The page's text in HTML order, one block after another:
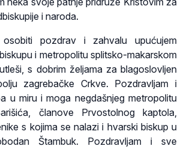
i naroda.
pozdrav i zahvalu upućujem
i metropolitu splitsko-makarskom
s dobrim željama za blagoslovljen
zagrebačke Crkve. Pozdravljam i
u miru i moga negdašnjeg metropolitu
članove Prvostolnog kaptola,
s kojima se nalazi i hvarski biskup u
Štambuk. Pozdravljam i sve